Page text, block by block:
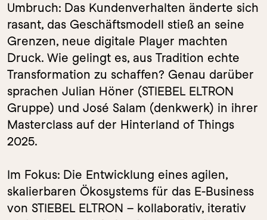
Umbruch: Das Kundenverhalten änderte sich
rasant, das Geschäftsmodell stieß an seine
Grenzen, neue digitale Player machten
Druck. Wie gelingt es, aus Tradition echte
Transformation zu schaffen? Genau darüber
sprachen Julian Höner (STIEBEL ELTRON
Gruppe) und José Salam (denkwerk) in ihrer
Masterclass auf der Hinterland of Things
2025.
Im Fokus: Die Entwicklung eines agilen,
skalierbaren Ökosystems für das E-Business
von STIEBEL ELTRON – kollaborativ, iterativ